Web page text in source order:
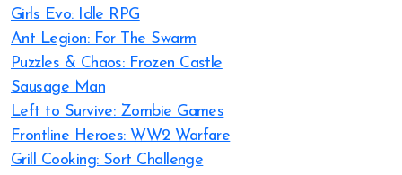
Girls Evo: Idle RPG
Ant Legion: For The Swarm
Puzzles & Chaos: Frozen Castle
Sausage Man
Left to Survive: Zombie Games
Frontline Heroes: WW2 Warfare
Grill Cooking: Sort Challenge